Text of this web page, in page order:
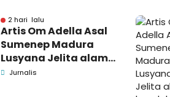
2 hari lalu
Artis Om Adella Asal
Sumenep Madura
Lusyana Jelita alami
kecelakaan di
Jurnalis